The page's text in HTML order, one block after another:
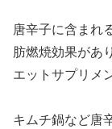
唐辛子に含まれ
肪燃焼効果があ
エットサプリメ
キムチ鍋など唐